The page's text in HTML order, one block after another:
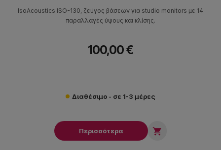
IsoAcoustics ISO-130, ζεύγος βάσεων για studio monitors με 14
παραλλαγές ύψους και κλίσης.
100,00 €
Διαθέσιμο - σε 1-3 μέρες
Περισσότερα 